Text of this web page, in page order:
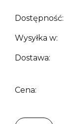
Dostępność:
Wysyłka w:
Dostawa:
Cena: